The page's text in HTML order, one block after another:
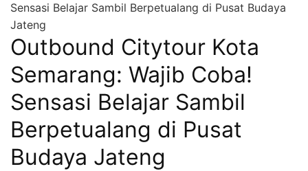
Sensasi Belajar Sambil Berpetualang di Pusat Budaya
Jateng
Outbound Citytour Kota
Semarang: Wajib Coba!
Sensasi Belajar Sambil
Berpetualang di Pusat
Budaya Jateng